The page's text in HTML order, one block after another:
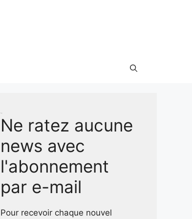
Ne ratez aucune
news avec
l'abonnement
par e-mail
Pour recevoir chaque nouvel